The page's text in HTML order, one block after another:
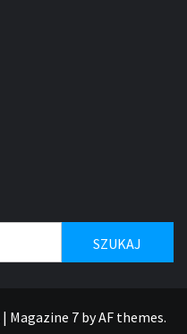
| Magazine 7by AF themes.